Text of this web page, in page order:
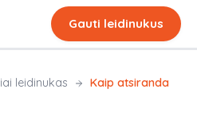
Gauti leidinukus
leidinukas
Kaip atsiranda